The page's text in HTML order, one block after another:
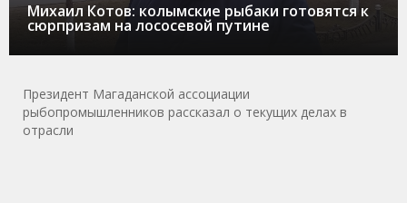
Михаил Котов: колымские рыбаки готовятся к
сюрпризам на лососевой путине
Президент Магаданской ассоциации
рыбопромышленников рассказал о текущих делах в
отрасли